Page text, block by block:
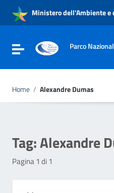
Vai al menu di navigazione
Vai al footer
Ministero dell'Ambiente e
Attiva / disattiva la
Parco
Home / Alexandre Dumas
Tag:Alexandre
Pagina 1 di 1